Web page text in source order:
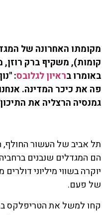
קומות), משקיף ברק רוזן,
באומרו בראיון לגלובס:
פה את כיכר המדינה.
גמנסיה הרצליה את
תל אביב של העשור
הם המגדלים שנבנים ברחביה
יוקרה בשווי מיליוני
של פעם.